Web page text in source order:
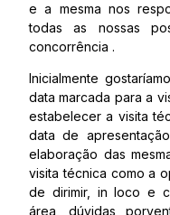
e a mesma nos
todas as nossas
concorrência .
Inicialmente
data marcada para a
estabelecer a visita
data de
elaboração das
visita técnica como a
de dirimir, in loco e
área, dúvidas